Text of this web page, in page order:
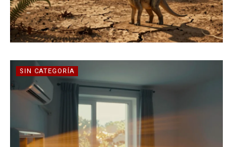
SIN CATEGORÍA